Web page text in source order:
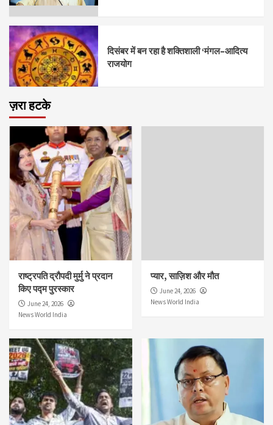
दिसंबर में बन रहा है शक्तिशाली ‘मंगल–आदित्य
राजयोग
ज़रा हटके
राष्ट्रपति द्रौपदी मुर्मु ने प्रदान
किए पद्म पुरस्कार
June 24, 2026
News World India
प्यार, साज़िश और मौत
June 24, 2026
News World India